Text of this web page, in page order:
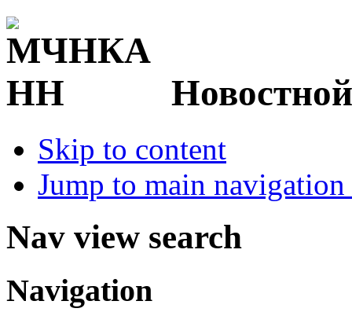
Skip to content
Jump to main
Nav view search
Navigation